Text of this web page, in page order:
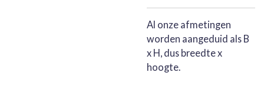
Al onze afmetingen
worden aangeduid als B
x H, dus breedte x
hoogte.